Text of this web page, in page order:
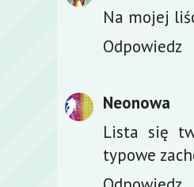
Na mojej
Odpowiedz
Neonowa
Lista się
typowe